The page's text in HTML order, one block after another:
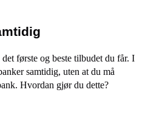
første og beste tilbudet du får. I
samtidig, uten at du må
Hvordan gjør du dette?